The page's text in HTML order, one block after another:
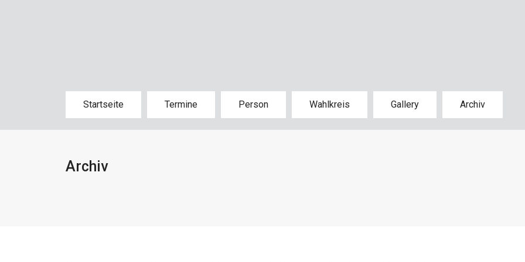
Startseite Termine Person Wahlkreis Gallery Archiv
Archiv